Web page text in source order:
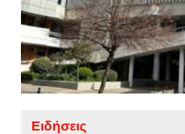
Ειδήσεις